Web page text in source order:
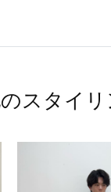
スタイ